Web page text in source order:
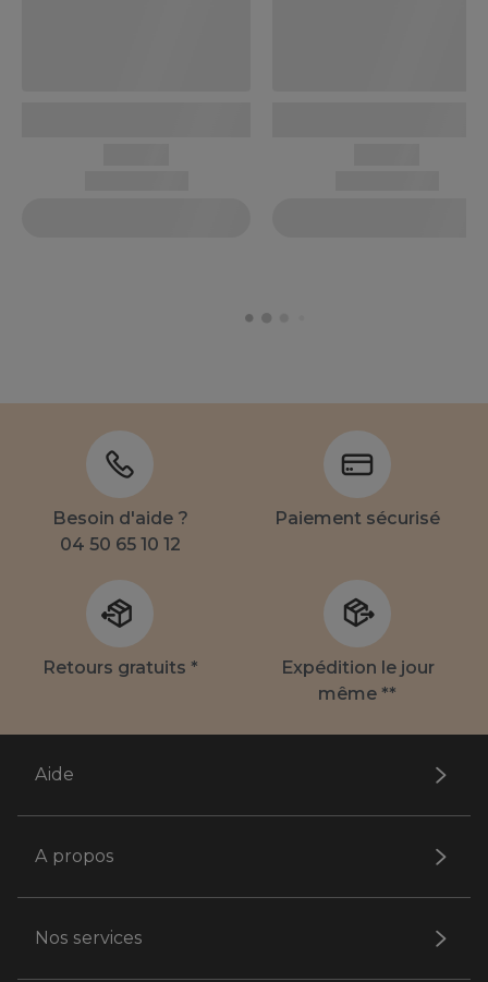
Besoin d'aide ?
04 50 65 10 12
Paiement sécurisé
Retours gratuits *
Expédition le jour
même **
Aide
A propos
Nos services